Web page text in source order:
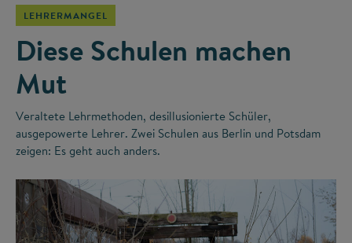
LEHRERMANGEL
Diese Schulen machen
Mut
Veraltete Lehrmethoden, desillusionierte Schüler,
ausgepowerte Lehrer. Zwei Schulen aus Berlin und Potsdam
zeigen: Es geht auch anders.